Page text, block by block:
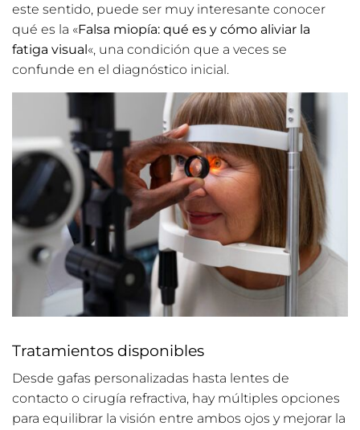
este sentido, puede ser muy interesante conocer
qué es la «Falsa miopía: qué es y cómo aliviar la
fatiga visual«, una condición que a veces se
confunde en el diagnóstico inicial.
Tratamientos disponibles
Desde gafas personalizadas hasta lentes de
contacto o cirugía refractiva, hay múltiples opciones
para equilibrar la visión entre ambos ojos y mejorar la